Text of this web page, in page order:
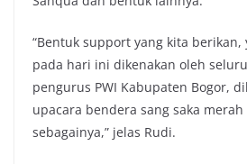
“Bentuk support yang kita berikan,
pada hari ini dikenakan oleh
pengurus PWI Kabupaten Bogor,
upacara bendera sang saka
sebagainya,” jelas Rudi.